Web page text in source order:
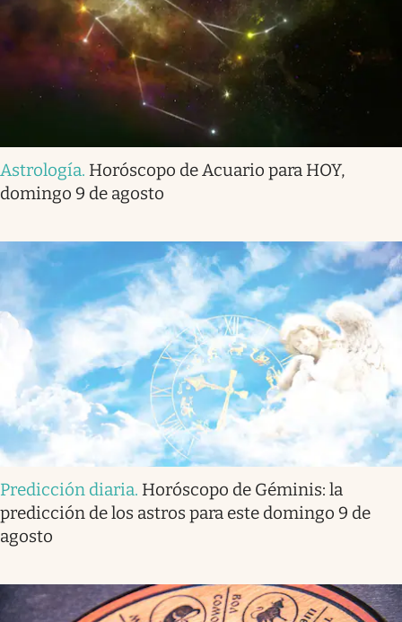
Astrología. Horóscopo de Acuario para HOY,
domingo 9 de agosto
Predicción diaria. Horóscopo de Géminis: la
predicción de los astros para este domingo 9 de
agosto